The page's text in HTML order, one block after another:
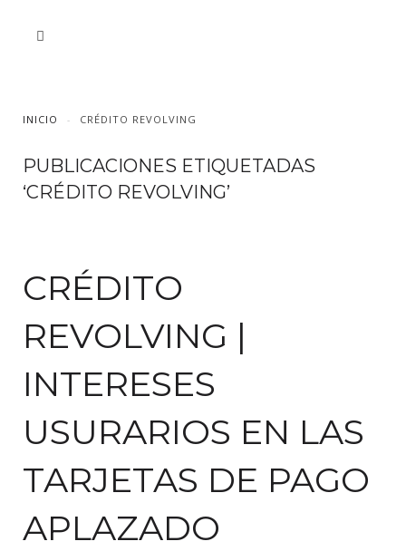
INICIO CRÉDITO REVOLVING
PUBLICACIONES ETIQUETADAS
‘CRÉDITO REVOLVING’
CRÉDITO
REVOLVING |
INTERESES
USURARIOS EN LAS
TARJETAS DE PAGO
APLAZADO